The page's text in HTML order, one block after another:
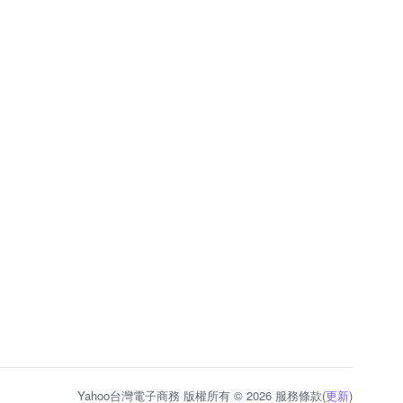
Yahoo台灣電子商務 版權所有 © 2026 服務條款(更新)